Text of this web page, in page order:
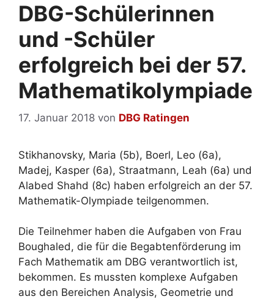
DBG-Schülerinnen
und -Schüler
erfolgreich bei der 57.
Mathematikolympiade
17. Januar 2018 von DBG Ratingen
Stikhanovsky, Maria (5b), Boerl, Leo (6a),
Madej, Kasper (6a), Straatmann, Leah (6a) und
Alabed Shahd (8c) haben erfolgreich an der 57.
Mathematik-Olympiade teilgenommen.
Die Teilnehmer haben die Aufgaben von Frau
Boughaled, die für die Begabtenförderung im
Fach Mathematik am DBG verantwortlich ist,
bekommen. Es mussten komplexe Aufgaben
aus den Bereichen Analysis, Geometrie und